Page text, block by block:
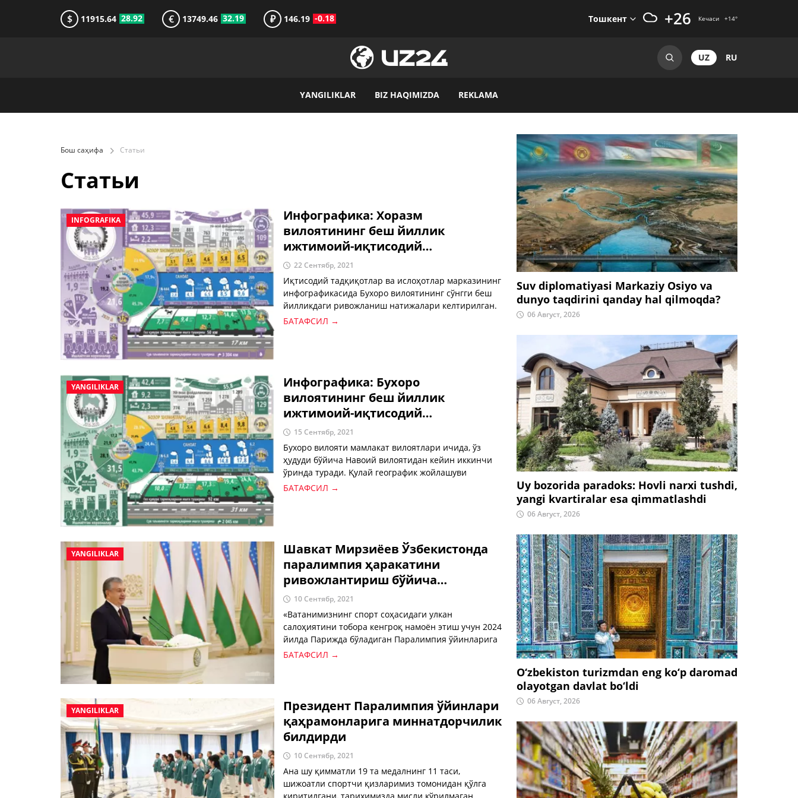
$ 11915.64 28.92 € 13749.46 32.19 ₽ 146.19 -0.18 Тошкент +26 Кечаси +14°
UZ RU
YANGILIKLAR BIZ HAQIMIZDA REKLAMA
Бош саҳифа Статьи
Статьи
INFOGRAFIKA
Инфографика: Хоразм
вилоятининг беш йиллик
ижтимоий-иқтисодий
ривожланиши
22 Сентябр, 2021
Иқтисодий тадқиқотлар ва ислоҳотлар марказининг
инфографикасида Бухоро вилоятининг сўнгги беш
йилликдаги ривожланиш натижалари келтирилган.
Экспертлар вилоятнинг сўнгги йилда юз берган
БАТАФСИЛ →
YANGILIKLAR
Инфографика: Бухоро
вилоятининг беш йиллик
ижтимоий-иқтисодий
ривожланиши
15 Сентябр, 2021
Бухоро вилояти мамлакат вилоятлари ичида, ўз
ҳудуди бўйича Навоий вилоятидан кейин иккинчи
ўринда туради. Қулай географик жойлашуви
туфайли тарихий обидалари, бой табиий
БАТАФСИЛ →
YANGILIKLAR
Шавкат Мирзиёев Ўзбекистонда
паралимпия ҳаракатини
ривожлантириш бўйича
режаларни маълум қилди
10 Сентябр, 2021
«Ватанимизнинг спорт соҳасидаги улкан
салоҳиятини тобора кенгроқ намоён этиш учун 2024
йилда Парижда бўладиган Паралимпия ўйинларига
бугундан бошлаб аниқ тизим асосида тайёргарлик
йўлланмалар учун курашиш керак. Биринчидан,
бўлғуси Паралимпия ўйинларига пухта ҳозирлик
кўриш учун, хорижий мамлакатлардан энг
тажрибали мутахассис ва мураббийларни жалб
қиламиз. Шу билан бирга, жойларда жисмоний
пара-лимпия ҳаракатини ривожлантириш
дастурларини ишлаб чиқиб, амалга оширишимиз
БАТАФСИЛ →
YANGILIKLAR
Президент Паралимпия ўйинлари
қаҳрамонларига миннатдорчилик
билдирди
10 Сентябр, 2021
Ана шу қимматли 19 та медалнинг 11 таси,
шижоатли спортчи қизларимиз томонидан қўлга
Suv diplomatiyasi Markaziy Osiyo va
dunyo taqdirini qanday hal qilmoqda?
06 Август, 2026
Uy bozorida paradoks: Hovli narxi tushdi,
yangi kvartiralar esa qimmatlashdi
06 Август, 2026
O‘zbekiston turizmdan eng ko‘p daromad
olayotgan davlat bo‘ldi
06 Август, 2026